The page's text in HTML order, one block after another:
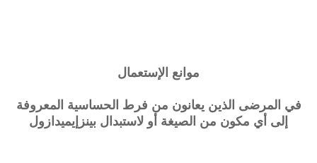
موانع الإستعمال
في المرضى الذين يعانون من فرط الحساسية المعروفة
إلى أي مكون من الصيغة أو لاستبدال بينزإيميدازول